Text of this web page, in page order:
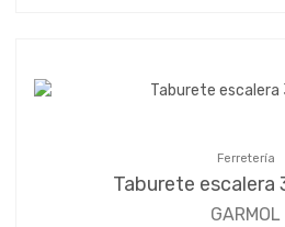
Ferretería
Taburete escalera
GARMOL